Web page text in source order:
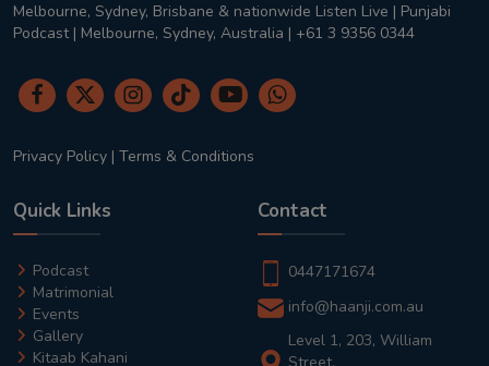
Melbourne, Sydney, Brisbane & nationwide Listen Live | Punjabi
Podcast | Melbourne, Sydney, Australia | +61 3 9356 0344
Privacy Policy | Terms & Conditions
Quick Links
Podcast
Matrimonial
Events
Gallery
Kitaab Kahani
Contact
0447171674
info@haanji.com.au
Level 1, 203, William